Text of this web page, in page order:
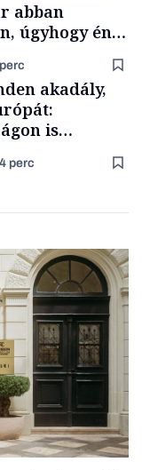
abban
úgyhogy én
akartam
akadály,
is
az
4 perc